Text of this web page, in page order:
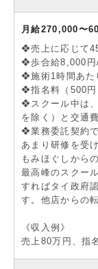
月給270,000〜
❖売上に応じて
❖歩合給8,000円/
❖施術1時間あた
❖指名料（500円
❖スクール中は
を除く）と交通
❖業務委託契約
あまり研修を受
もみほぐしから
最高峰のスクー
すればタイ政府
す。他店からの
《収入例》
売上80万円、指